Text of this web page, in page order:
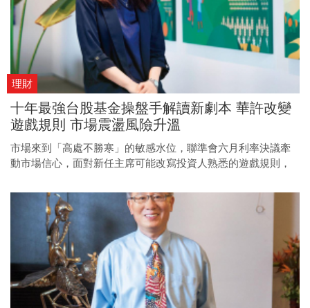
理財
十年最強台股基金操盤手解讀新劇本 華許改變
遊戲規則 市場震盪風險升溫
市場來到「高處不勝寒」的敏感水位，聯準會六月利率決議牽
動市場信心，面對新任主席可能改寫投資人熟悉的遊戲規則，